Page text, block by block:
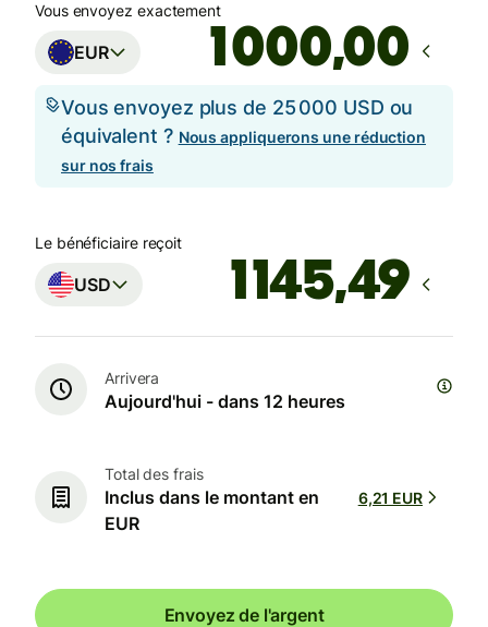
Vous envoyez exactement
EUR ,00
Vous envoyez plus de 25 000 USD ou
équivalent ? Nous appliquerons une réduction
sur nos frais
Le bénéficiaire reçoit
USD
Arrivera
Aujourd'hui - dans 12 heures
Total des frais
Inclus dans le montant en
EUR
6,21 EUR
Envoyez de l'argent